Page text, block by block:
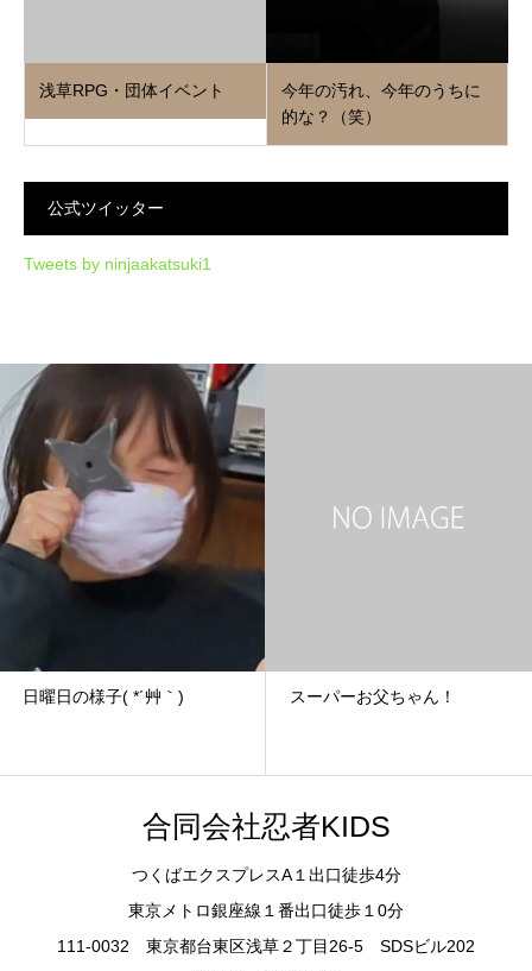
浅草RPG・団体イベント
今年の汚れ、今年のうちに
的な？（笑）
公式ツイッター
Tweets by ninjaakatsuki1
日曜日の様子( *´艸｀) スーパーお父ちゃん！
合同会社忍者KIDS
つくばエクスプレスA１出口徒歩4分
東京メトロ銀座線１番出口徒歩１0分
111-0032 東京都台東区浅草２丁目26-5 SDSビル202